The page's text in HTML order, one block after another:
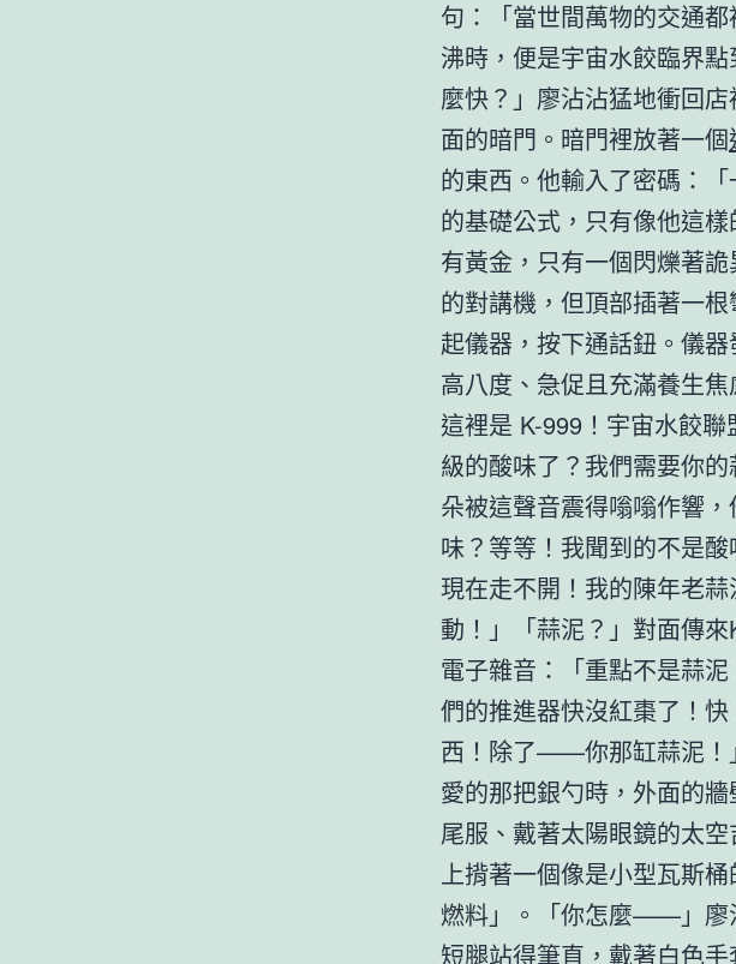
句：「當世間萬物的交通
沸時，便是宇宙水餃臨界
麼快？」廖沾沾猛地衝回
面的暗門。暗門裡放著一個
的東西。他輸入了密碼：
的基礎公式，只有像他這
有黃金，只有一個閃爍著
的對講機，但頂部插著一
起儀器，按下通話鈕。儀
高八度、急促且充滿養生
這裡是 K-999！宇宙水餃
級的酸味了？我們需要你
朵被這聲音震得嗡嗡作響
味？等等！我聞到的不是
現在走不開！我的陳年老
動！」「蒜泥？」對面傳
電子雜音：「重點不是蒜
們的推進器快沒紅棗了！
西！除了——你那缸蒜泥！
愛的那把銀勺時，外面的
尾服、戴著太陽眼鏡的太
上揹著一個像是小型瓦斯
燃料」。「你怎麼——」廖
短腿站得筆直，戴著白色